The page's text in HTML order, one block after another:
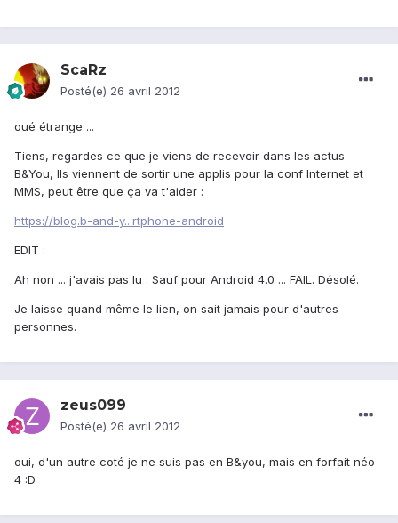
ScaRz
Posté(e) 26 avril 2012
oué étrange ...
Tiens, regardes ce que je viens de recevoir dans les actus
B&You, Ils viennent de sortir une applis pour la conf Internet et
MMS, peut être que ça va t'aider :
https://blog.b-and-y...rtphone-android
EDIT :
Ah non ... j'avais pas lu : Sauf pour Android 4.0 ... FAIL. Désolé.
Je laisse quand même le lien, on sait jamais pour d'autres
personnes.
zeus099
Posté(e) 26 avril 2012
oui, d'un autre coté je ne suis pas en B&you, mais en forfait néo
4 :D